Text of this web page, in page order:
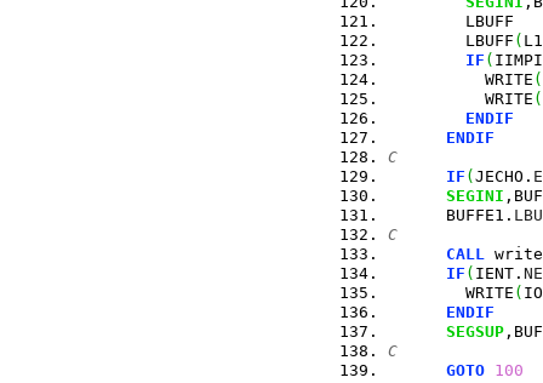
        LBUFF
( L1
IF (
          WRITE
(
          WRITE
(
ENDIF
ENDIF
C
IF (JECHO.
SEGINI
      BUFFE1.
C
CALL
IF ( IENT. NE
        WRITE
(
ENDIF
SEGSUP
C
GOTO 100